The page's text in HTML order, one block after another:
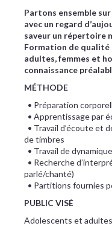
Partons ensemble
avec un regard
saveur un répertoire
Formation de
adultes, femmes et
connaissance
MÉTHODE
• Préparation
• Apprentissage par
• Travail d’écoute et
de timbres
• Travail de
• Recherche
parlé/chanté)
• Partitions fournies
PUBLIC VISÉ
Adolescents et